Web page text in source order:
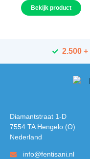
Bekijk product
2.500 +
Diamantstraat 1-D
7554 TA Hengelo (O)
Nederland
info@fentisani.nl